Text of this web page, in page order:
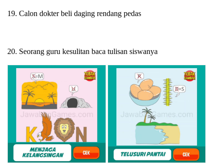
19. Calon dokter beli daging rendang pedas
20. Seorang guru kesulitan baca tulisan siswanya